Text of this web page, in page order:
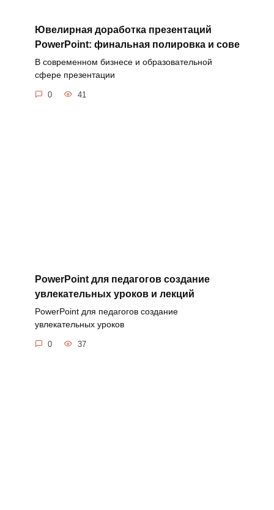
Ювелирная доработка презентаций
PowerPoint: финальная полировка и сове
В современном бизнесе и образовательной
сфере презентации
0 41
PowerPoint для педагогов создание
увлекательных уроков и лекций
PowerPoint для педагогов создание
увлекательных уроков
0 37